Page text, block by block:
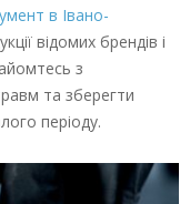
в Івано-
відомих брендів і
з
та зберегти
періоду.